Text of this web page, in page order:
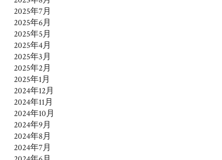
2025年7月
2025年6月
2025年5月
2025年4月
2025年3月
2025年2月
2025年1月
2024年12月
2024年11月
2024年10月
2024年9月
2024年8月
2024年7月